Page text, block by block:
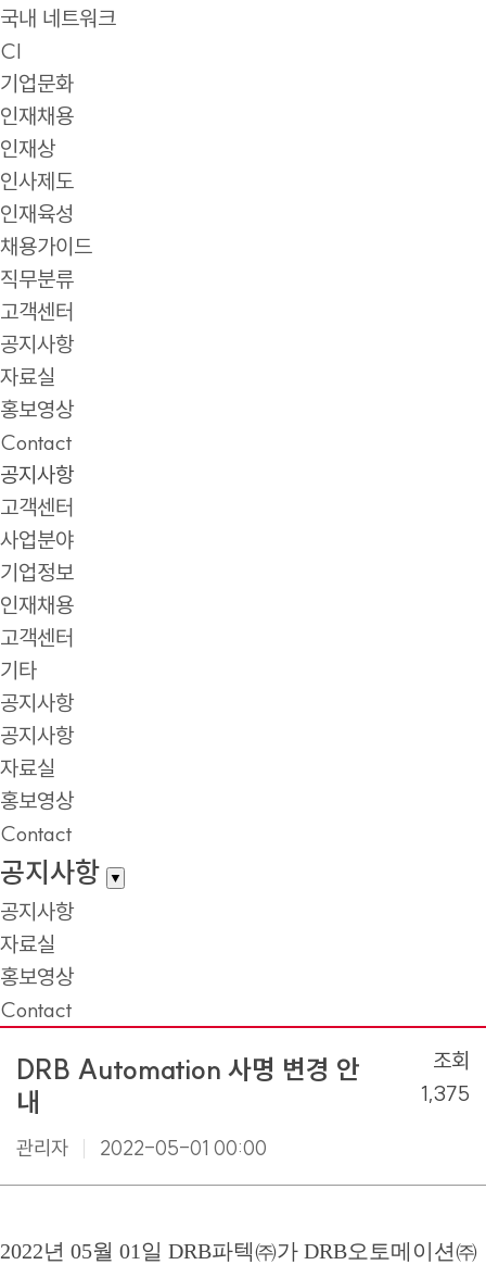
국내 네트워크
CI
기업문화
인재채용
인재상
인사제도
인재육성
채용가이드
직무분류
고객센터
공지사항
자료실
홍보영상
Contact
공지사항
고객센터
사업분야
기업정보
인재채용
고객센터
기타
공지사항
공지사항
자료실
홍보영상
Contact
공지사항 ▼
공지사항
자료실
홍보영상
Contact
DRB Automation 사명 변경 안
내
조회
1,375
관리자 2022-05-01 00:00
2022년 05월 01일 DRB파텍㈜가 DRB오토메이션㈜